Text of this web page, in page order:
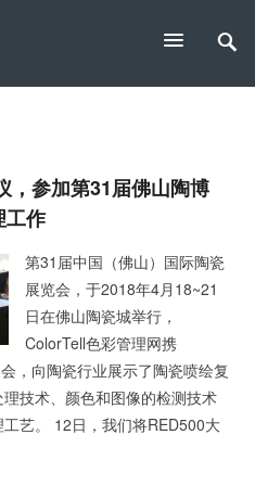
参加第31届佛山陶博
工作
第31届中国（佛山）国际陶瓷
展览会，于2018年4月18~21
日在佛山陶瓷城举行，
ColorTell色彩管理网携
，向陶瓷行业展示了陶瓷喷绘复
技术、颜色和图像的检测技术
艺。 12日，我们将RED500大